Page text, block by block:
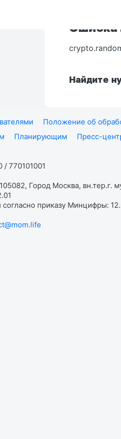
Ошибка
Найдите
Положение об
Планирующим Пресс-
770101001
Город Москва, вн.тер.г.
приказу Минцифры: